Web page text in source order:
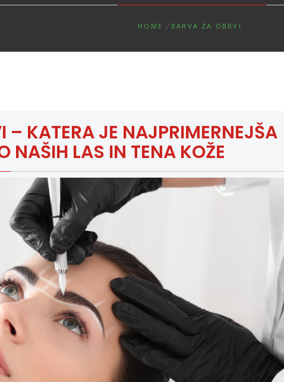
HOME BARVA ZA OBRVI
– KATERA JE NAJPRIMERNEJŠA
NAŠIH LAS IN TENA KOŽE